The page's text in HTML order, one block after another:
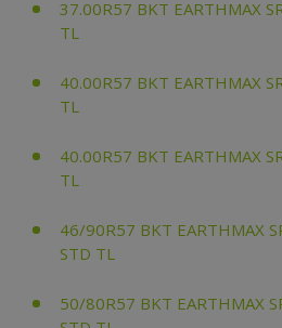
37.00R57 BKT EARTHMAX
TL
40.00R57 BKT EARTHMAX
TL
40.00R57 BKT EARTHMAX
TL
46/90R57 BKT EARTHMAX
STD TL
50/80R57 BKT EARTHMAX